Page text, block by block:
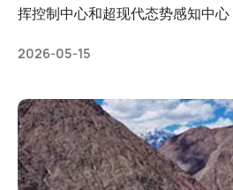
挥控制中心和超现代态势感知中心
2026-05-15